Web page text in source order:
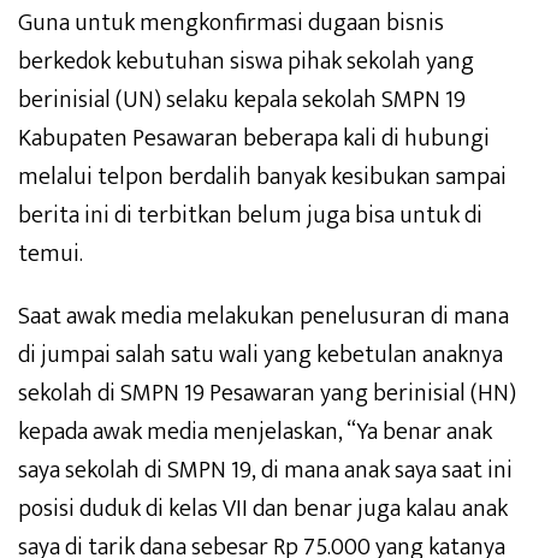
Guna untuk mengkonfirmasi dugaan bisnis
berkedok kebutuhan siswa pihak sekolah yang
berinisial (UN) selaku kepala sekolah SMPN 19
Kabupaten Pesawaran beberapa kali di hubungi
melalui telpon berdalih banyak kesibukan sampai
berita ini di terbitkan belum juga bisa untuk di
temui.
Saat awak media melakukan penelusuran di mana
di jumpai salah satu wali yang kebetulan anaknya
sekolah di SMPN 19 Pesawaran yang berinisial (HN)
kepada awak media menjelaskan, “Ya benar anak
saya sekolah di SMPN 19, di mana anak saya saat ini
posisi duduk di kelas VII dan benar juga kalau anak
saya di tarik dana sebesar Rp 75.000 yang katanya